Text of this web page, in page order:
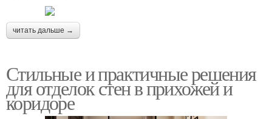
читать дальше →
Стильные и практичные решения
для отделок стен в прихожей и
коридоре